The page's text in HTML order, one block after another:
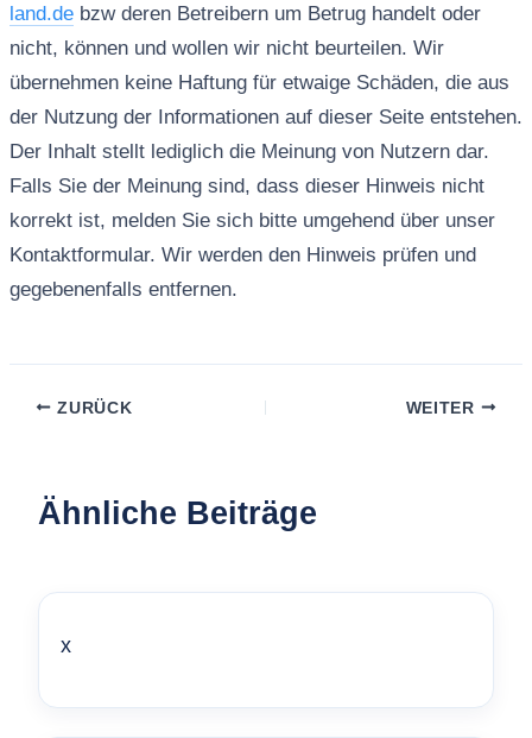
land.debzw deren Betreibern um Betrug handelt oder
nicht, können und wollen wir nicht beurteilen. Wir
übernehmen keine Haftung für etwaige Schäden, die aus
der Nutzung der Informationen auf dieser Seite entstehen.
Der Inhalt stellt lediglich die Meinung von Nutzern dar.
Falls Sie der Meinung sind, dass dieser Hinweis nicht
korrekt ist, melden Sie sich bitte umgehend über unser
Kontaktformular. Wir werden den Hinweis prüfen und
gegebenenfalls entfernen.
ZURÜCK WEITER
Ähnliche Beiträge
x